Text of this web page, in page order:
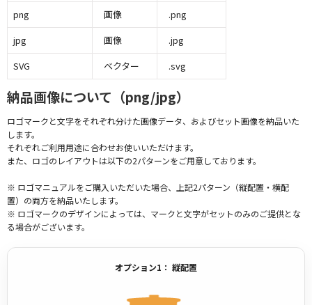
png
画像
.png
jpg
画像
.jpg
SVG
ベクター .svg
納品画像について（png/jpg）
ロゴマークと文字をそれぞれ分けた画像データ、およびセット画像を納品いた
します。
それぞれご利用用途に合わせお使いいただけます。
また、ロゴのレイアウトは以下の2パターンをご用意しております。
※ ロゴマニュアルをご購入いただいた場合、上記2パターン（縦配置・横配
置）の両方を納品いたします。
※ ロゴマークのデザインによっては、マークと文字がセットのみのご提供とな
る場合がございます。
オプション1： 縦配置